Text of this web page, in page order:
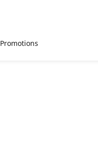
Promotions